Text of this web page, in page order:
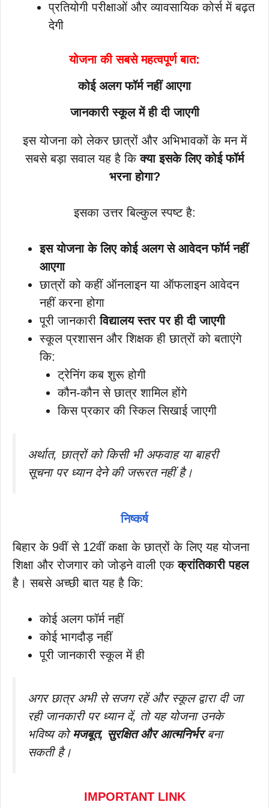
प्रतियोगी परीक्षाओं और व्यावसायिक कोर्स में बढ़त
देगी
योजना की सबसे महत्वपूर्ण बात:
कोई अलग फॉर्म नहीं आएगा
जानकारी स्कूल में ही दी जाएगी
इस योजना को लेकर छात्रों और अभिभावकों के मन में
सबसे बड़ा सवाल यह है किक्या इसके लिए कोई फॉर्म
भरना होगा?
इसका उत्तर बिल्कुल स्पष्ट है:
इस योजना के लिए कोई अलग से आवेदन फॉर्म नहीं
आएगा
छात्रों को कहीं ऑनलाइन या ऑफलाइन आवेदन
नहीं करना होगा
पूरी जानकारीविद्यालय स्तर पर ही दी जाएगी
स्कूल प्रशासन और शिक्षक ही छात्रों को बताएंगे
कि:
ट्रेनिंग कब शुरू होगी
कौन-कौन से छात्र शामिल होंगे
किस प्रकार की स्किल सिखाई जाएगी
अर्थात, छात्रों को किसी भी अफवाह या बाहरी
सूचना पर ध्यान देने की जरूरत नहीं है।
निष्कर्ष
बिहार के 9वीं से 12वीं कक्षा के छात्रों के लिए यह योजना
शिक्षा और रोजगार को जोड़ने वाली एकक्रांतिकारी पहल
है। सबसे अच्छी बात यह है कि:
कोई अलग फॉर्म नहीं
कोई भागदौड़ नहीं
पूरी जानकारी स्कूल में ही
अगर छात्र अभी से सजग रहें और स्कूल द्वारा दी जा
रही जानकारी पर ध्यान दें, तो यह योजना उनके
भविष्य कोमजबूत, सुरक्षित और आत्मनिर्भरबना
सकती है।
IMPORTANT LINK